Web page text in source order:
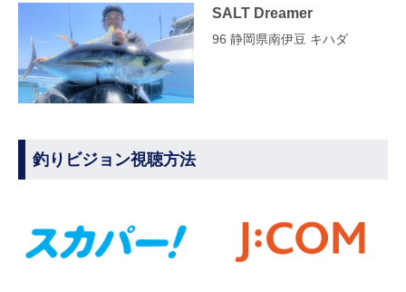
SALT Dreamer
96 静岡県南伊豆 キハダ
釣りビジョン視聴方法